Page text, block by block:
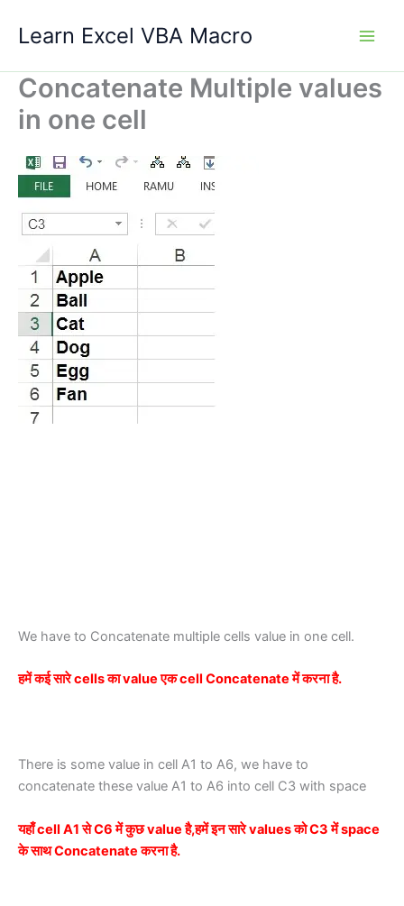
Learn Excel VBA Macro
Concatenate Multiple values
in one cell
We have to Concatenate multiple cells value in one cell.
हमें कई सारे cells का value एक cell Concatenate में करना है.
There is some value in cell A1 to A6, we have to
concatenate these value A1 to A6 into cell C3 with space
यहाँ cell A1 से C6 में कुछ value है,हमें इन सारे values को C3 में space
के साथ Concatenate करना है.